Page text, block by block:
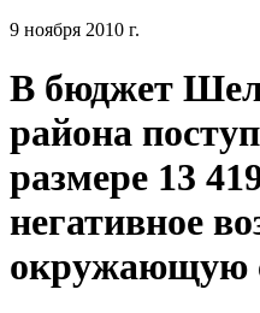
9 ноября 2010 г.
В бюджет
района
размере 13
негативное
окружающую